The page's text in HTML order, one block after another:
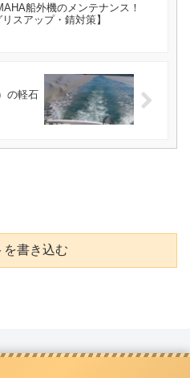
船外機のメンテナンス！
リスアップ・錆対策】
の軽石
を書き込む